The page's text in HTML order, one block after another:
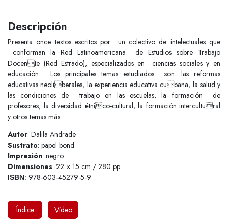
Descripción
Presenta once textos escritos por un colectivo de intelectuales que
conforman la Red Latinoamericana de Estudios sobre Trabajo
Docente (Red Estrado), especializados en ciencias sociales y en
educación. Los principales temas estudiados son: las reformas
educativas neoliberales, la experiencia educativa cubana, la salud y
las condiciones de trabajo en las escuelas, la formación de
profesores, la diversidad étnico-cultural, la formación intercultural
y otros temas más.
Autor: Dalila Andrade
Sustrato: papel bond
Impresión: negro
Dimensiones: 22 × 15 cm / 280 pp.
ISBN: 978-603-45279-5-9
Índice Vídeo